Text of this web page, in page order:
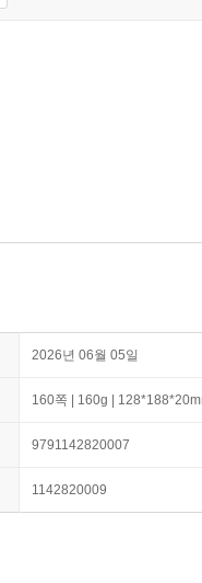
2026년 06월 05일
160쪽 | 160g |
9791142820007
1142820009